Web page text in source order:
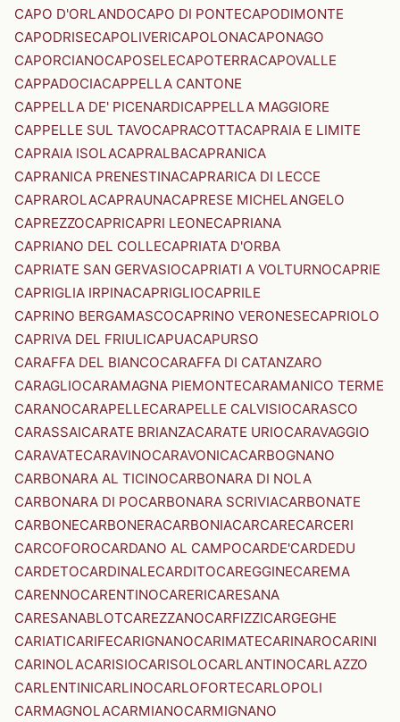
CAPO D'ORLANDOCAPO DI PONTECAPODIMONTE
CAPODRISECAPOLIVERICAPOLONACAPONAGO
CAPORCIANOCAPOSELECAPOTERRACAPOVALLE
CAPPADOCIACAPPELLA CANTONE
CAPPELLA DE' PICENARDICAPPELLA MAGGIORE
CAPPELLE SUL TAVOCAPRACOTTACAPRAIA E LIMITE
CAPRAIA ISOLACAPRALBACAPRANICA
CAPRANICA PRENESTINACAPRARICA DI LECCE
CAPRAROLACAPRAUNACAPRESE MICHELANGELO
CAPREZZOCAPRICAPRI LEONECAPRIANA
CAPRIANO DEL COLLECAPRIATA D'ORBA
CAPRIATE SAN GERVASIOCAPRIATI A VOLTURNOCAPRIE
CAPRIGLIA IRPINACAPRIGLIOCAPRILE
CAPRINO BERGAMASCOCAPRINO VERONESECAPRIOLO
CAPRIVA DEL FRIULICAPUACAPURSO
CARAFFA DEL BIANCOCARAFFA DI CATANZARO
CARAGLIOCARAMAGNA PIEMONTECARAMANICO TERME
CARANOCARAPELLECARAPELLE CALVISIOCARASCO
CARASSAICARATE BRIANZACARATE URIOCARAVAGGIO
CARAVATECARAVINOCARAVONICACARBOGNANO
CARBONARA AL TICINOCARBONARA DI NOLA
CARBONARA DI POCARBONARA SCRIVIACARBONATE
CARBONECARBONERACARBONIACARCARECARCERI
CARCOFOROCARDANO AL CAMPOCARDE'CARDEDU
CARDETOCARDINALECARDITOCAREGGINECAREMA
CARENNOCARENTINOCARERICARESANA
CARESANABLOTCAREZZANOCARFIZZICARGEGHE
CARIATICARIFECARIGNANOCARIMATECARINAROCARINI
CARINOLACARISIOCARISOLOCARLANTINOCARLAZZO
CARLENTINICARLINOCARLOFORTECARLOPOLI
CARMAGNOLACARMIANOCARMIGNANO